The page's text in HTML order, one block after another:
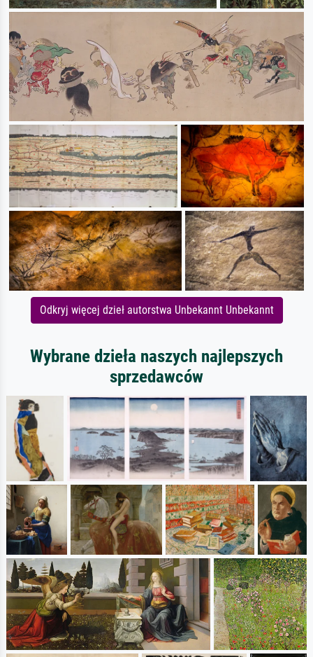
Odkryj więcej dzieł autorstwa Unbekannt Unbekannt
Wybrane dzieła naszych najlepszych
sprzedawców